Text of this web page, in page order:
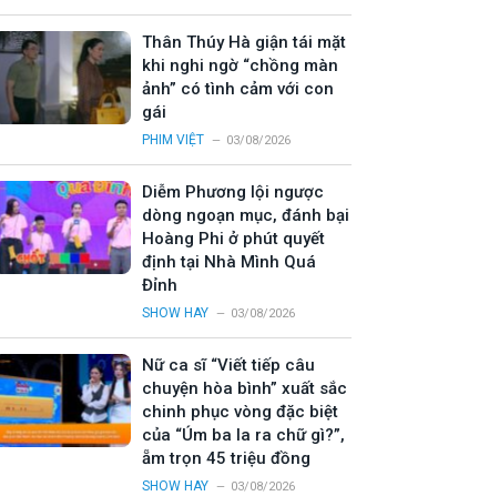
Thân Thúy Hà giận tái mặt
khi nghi ngờ “chồng màn
ảnh” có tình cảm với con
gái
PHIM VIỆT 03/08/2026
Diễm Phương lội ngược
dòng ngoạn mục, đánh bại
Hoàng Phi ở phút quyết
định tại Nhà Mình Quá
Đỉnh
SHOW HAY 03/08/2026
Nữ ca sĩ “Viết tiếp câu
chuyện hòa bình” xuất sắc
chinh phục vòng đặc biệt
của “Úm ba la ra chữ gì?”,
ẵm trọn 45 triệu đồng
SHOW HAY 03/08/2026